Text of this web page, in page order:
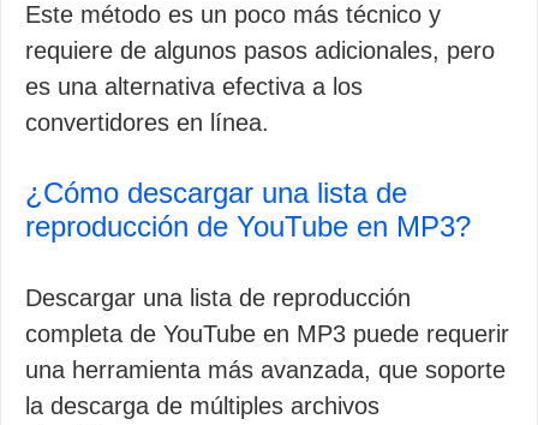
Este método es un poco más técnico y
requiere de algunos pasos adicionales, pero
es una alternativa efectiva a los
convertidores en línea.
¿Cómo descargar una lista de
reproducción de YouTube en MP3?
Descargar una lista de reproducción
completa de YouTube en MP3 puede requerir
una herramienta más avanzada, que soporte
la descarga de múltiples archivos